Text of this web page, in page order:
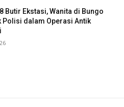
Butir Ekstasi, Wanita di Bungo
Polisi dalam Operasi Antik